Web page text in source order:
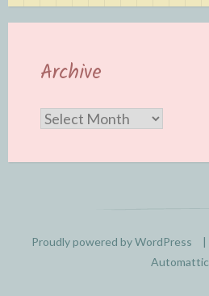
Archive
Archive
Proudly powered by WordPress |
Automattic